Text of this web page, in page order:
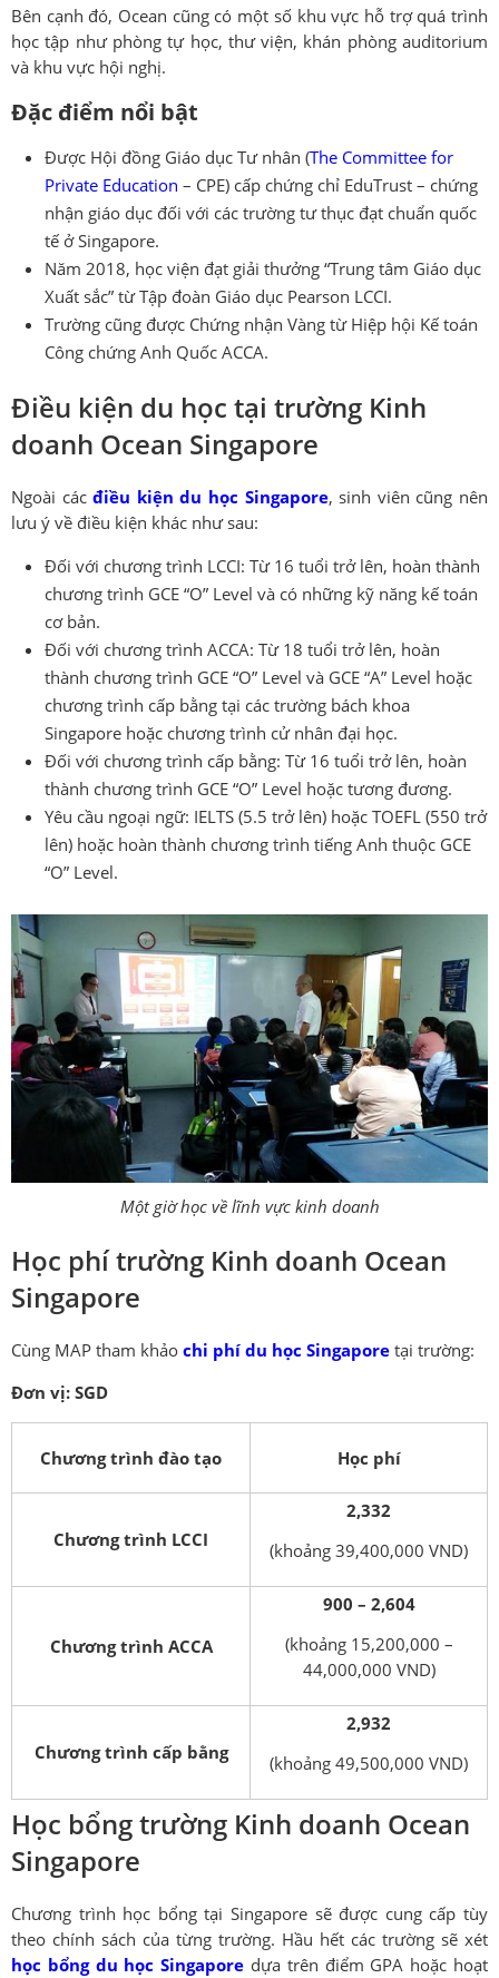
Bên cạnh đó, Ocean cũng có một số khu vực hỗ trợ quá trình
học tập như phòng tự học, thư viện, khán phòng auditorium
và khu vực hội nghị.
Đặc điểm nổi bật
Được Hội đồng Giáo dục Tư nhân (The Committee for
Private Education – CPE) cấp chứng chỉ EduTrust – chứng
nhận giáo dục đối với các trường tư thục đạt chuẩn quốc
tế ở Singapore.
Năm 2018, học viện đạt giải thưởng “Trung tâm Giáo dục
Xuất sắc” từ Tập đoàn Giáo dục Pearson LCCI.
Trường cũng được Chứng nhận Vàng từ Hiệp hội Kế toán
Công chứng Anh Quốc ACCA.
Điều kiện du học tại trường Kinh
doanh Ocean Singapore
Ngoài cácđiều kiện du học Singapore, sinh viên cũng nên
lưu ý về điều kiện khác như sau:
Đối với chương trình LCCI: Từ 16 tuổi trở lên, hoàn thành
chương trình GCE “O” Level và có những kỹ năng kế toán
cơ bản.
Đối với chương trình ACCA: Từ 18 tuổi trở lên, hoàn
thành chương trình GCE “O” Level và GCE “A” Level hoặc
chương trình cấp bằng tại các trường bách khoa
Singapore hoặc chương trình cử nhân đại học.
Đối với chương trình cấp bằng: Từ 16 tuổi trở lên, hoàn
thành chương trình GCE “O” Level hoặc tương đương.
Yêu cầu ngoại ngữ: IELTS (5.5 trở lên) hoặc TOEFL (550 trở
lên) hoặc hoàn thành chương trình tiếng Anh thuộc GCE
“O” Level.
Một giờ học về lĩnh vực kinh doanh
Học phí trường Kinh doanh Ocean
Singapore
Cùng MAP tham khảo chi phí du học Singapore tại trường:
Đơn vị: SGD
Chương trình đào tạo Học phí
Chương trình LCCI
2,332
(khoảng 39,400,000 VND)
Chương trình ACCA
900 – 2,604
(khoảng 15,200,000 –
44,000,000 VND)
Chương trình cấp bằng
2,932
(khoảng 49,500,000 VND)
Học bổng trường Kinh doanh Ocean
Singapore
Chương trình học bổng tại Singapore sẽ được cung cấp tùy
theo chính sách của từng trường. Hầu hết các trường sẽ xét
học bổng du học Singapore dựa trên điểm GPA hoặc hoạt